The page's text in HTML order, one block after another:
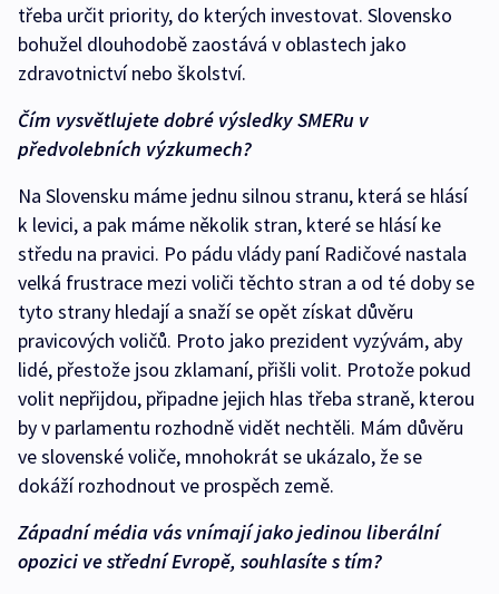
třeba určit priority, do kterých investovat. Slovensko
bohužel dlouhodobě zaostává v oblastech jako
zdravotnictví nebo školství.
Čím vysvětlujete dobré výsledky SMERu v
předvolebních výzkumech?
Na Slovensku máme jednu silnou stranu, která se hlásí
k levici, a pak máme několik stran, které se hlásí ke
středu na pravici. Po pádu vlády paní Radičové nastala
velká frustrace mezi voliči těchto stran a od té doby se
tyto strany hledají a snaží se opět získat důvěru
pravicových voličů. Proto jako prezident vyzývám, aby
lidé, přestože jsou zklamaní, přišli volit. Protože pokud
volit nepřijdou, připadne jejich hlas třeba straně, kterou
by v parlamentu rozhodně vidět nechtěli. Mám důvěru
ve slovenské voliče, mnohokrát se ukázalo, že se
dokáží rozhodnout ve prospěch země.
Západní média vás vnímají jako jedinou liberální
opozici ve střední Evropě, souhlasíte s tím?